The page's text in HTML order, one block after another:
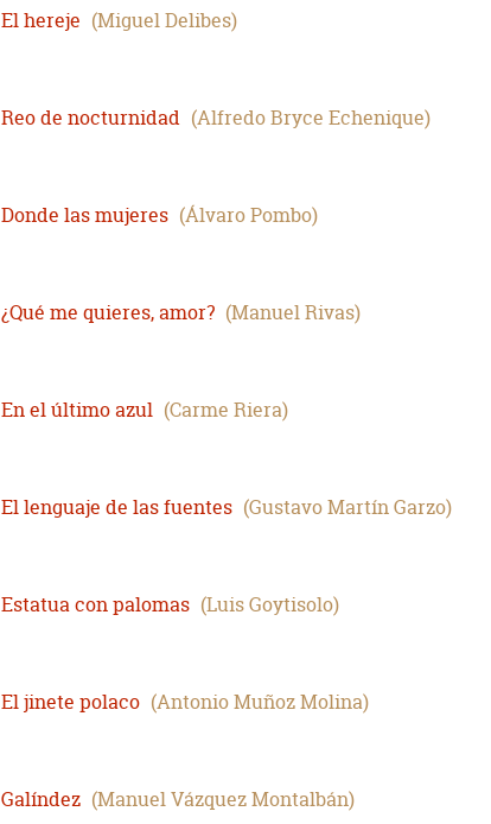
El hereje Miguel Delibes
Reo de nocturnidad Alfredo Bryce Echenique
Donde las mujeres Álvaro Pombo
¿Qué me quieres, amor? Manuel Rivas
En el último azul Carme Riera
El lenguaje de las fuentes Gustavo Martín Garzo
Estatua con palomas Luis Goytisolo
El jinete polaco Antonio Muñoz Molina
Galíndez Manuel Vázquez Montalbán